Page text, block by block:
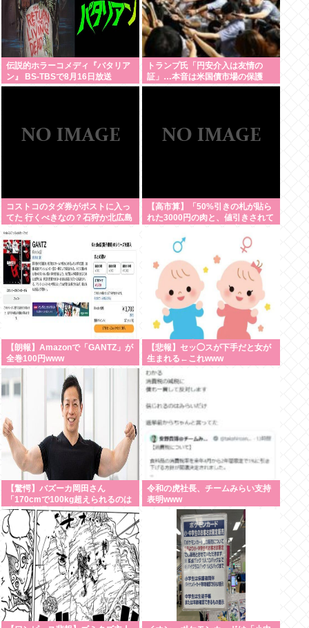
伝説的ホラーコメディ『バタリア
ン』 BS-TBSで8月16日放送
トランプ氏「円安介入は友情の
証」…本音は米国債市場の保護
コストコのタダ券がポストに入っ
てた 行くべきなの？石狩か北広島
【高市算】「50%引きの札が貼ら
れた3000円の肉と、値引きされて
ちらか」父の答え「50%引きの
【朗報】Amazonで「GANTZ」が
全巻100円www
【悲報】セッ◯スが下手だと女が
生まれる←これwww
【驚愕】バズーカ岡田さん
「170cmで100kg超えられるのは
才能。普通の人は3桁行く前に壁
にぶつかる」・・・・・・・・・
令和の虎社長、チームみらい支持
表明www